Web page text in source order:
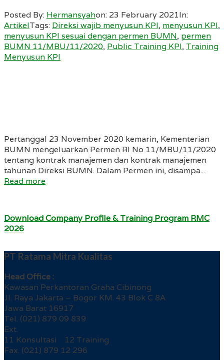
Posted By: Hermansyahon: 23 February 2021In:
ArtikelTags: Direksi wajib menyusun KPI, menyusun KPI,
menyusun KPI sesuai dengan permen BUMN, permen
BUMN 11/MBU/11/2020, Public Training KPI, Training
Menyusun KPI
Pertanggal 23 November 2020 kemarin, Kementerian
BUMN mengeluarkan Permen RI No 11/MBU/11/2020
tentang kontrak manajemen dan kontrak manajemen
tahunan Direksi BUMN. Dalam Permen ini, disampa...
Read more
Download Company Profile & Training Program RMC
2026
PT Ratama Mitra Kualitas
Head Office :
Kawasan Perkantoran Graha Cibinong
Jl. Raya Jakarta – Bogor KM. 43 Blok C 8A
Jawa Barat 16917
Tel. (021) 879 09 839
Ext.
11 Konsultasi 12 Training
Fax. (021) 879 12 296